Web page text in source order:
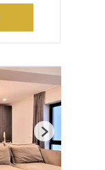
Next